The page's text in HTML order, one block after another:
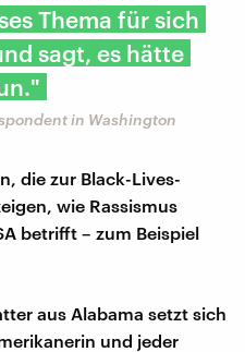
Thema für sich
sagt, es hätte
in Washington
die zur Black-Lives-
wie Rassismus
betrifft – zum Beispiel
aus Alabama setzt sich
und jeder